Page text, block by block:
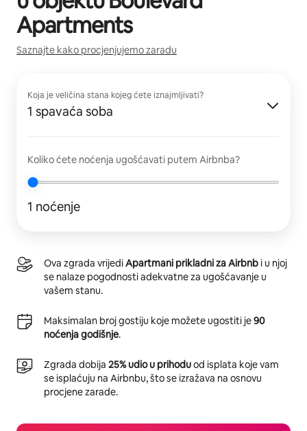
Apartments
Saznajte kako procjenjujemo zaradu
Koja je veličina stana kojeg ćete iznajmljivati?
1 spavaća soba
Koliko ćete noćenja ugošćavati putem Airbnba?
1 noćenje
Ova zgrada vrijediApartmani prikladni za Airbnb i u njoj
se nalaze pogodnosti adekvatne za ugošćavanje u
vašem stanu.
Maksimalan broj gostiju koje možete ugostiti je90
noćenja godišnje.
Zgrada dobija 25% udio u prihoduod isplata koje vam
se isplaćuju na Airbnbu, što se izražava na osnovu
procjene zarade.